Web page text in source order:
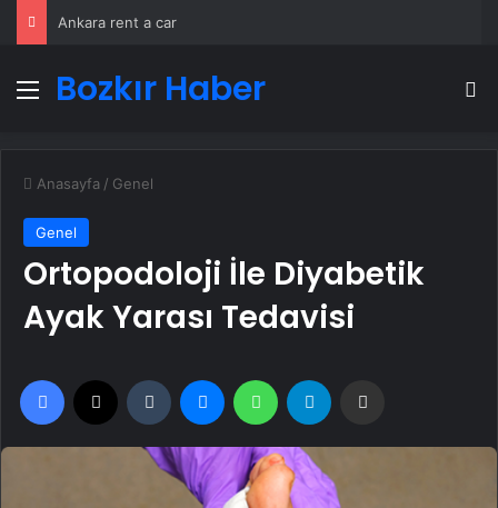
Ankara rent a car
Menü
Bozkır Haber
Anasayfa / Genel
Genel
Ortopodoloji İle Diyabetik
Ayak Yarası Tedavisi
Facebook Tumblr MessengerWhatsApp